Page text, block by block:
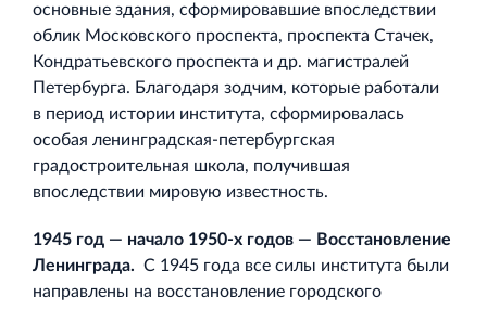
основные здания, сформировавшие впоследствии
облик Московского проспекта, проспекта Стачек,
Кондратьевского проспекта и др. магистралей
Петербурга. Благодаря зодчим, которые работали
в период истории института, сформировалась
особая ленинградская‐петербургская
градостроительная школа, получившая
впоследствии мировую известность.
1945 год — начало 1950‐х годов — Восстановление
Ленинграда. С 1945 года все силы института были
направлены на восстановление городского